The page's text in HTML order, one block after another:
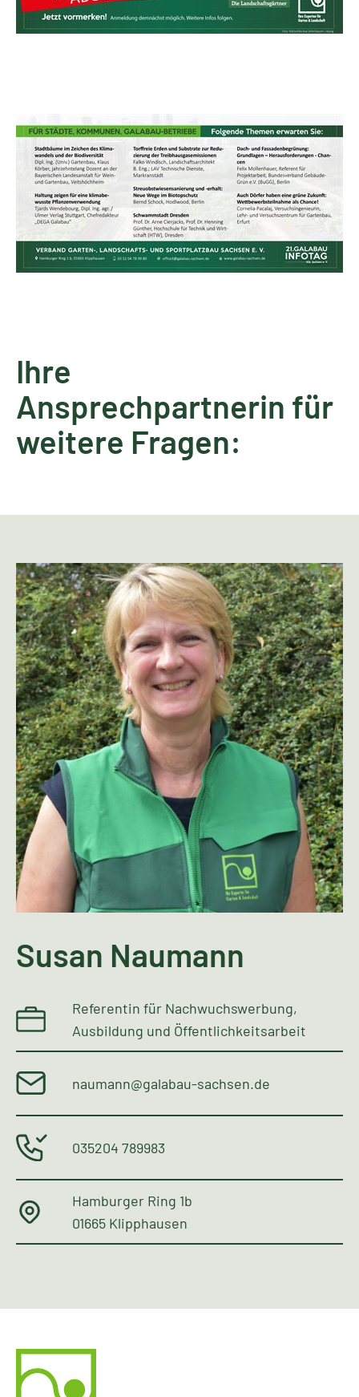
Ihre
Ansprechpartnerin für
weitere Fragen:
Susan Naumann
Referentin für Nachwuchswerbung,
Ausbildung und Öffentlichkeitsarbeit
naumann@galabau-sachsen.de
035204 789983
Hamburger Ring 1b
01665 Klipphausen